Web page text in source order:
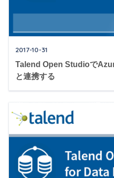
2017-10-31
Talend Open Studioで
と連携する